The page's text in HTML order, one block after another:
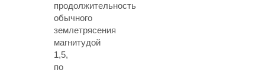
продолжительность
обычного
землетрясения
магнитудой
1,5,
по